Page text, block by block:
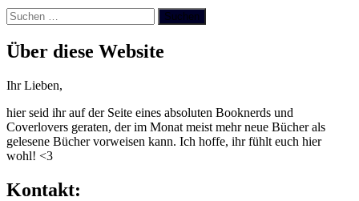
Suchen
nach:
Über diese Website
Ihr Lieben,
hier seid ihr auf der Seite eines absoluten Booknerds und
Coverlovers geraten, der im Monat meist mehr neue Bücher als
gelesene Bücher vorweisen kann. Ich hoffe, ihr fühlt euch hier
wohl! <3
Kontakt: